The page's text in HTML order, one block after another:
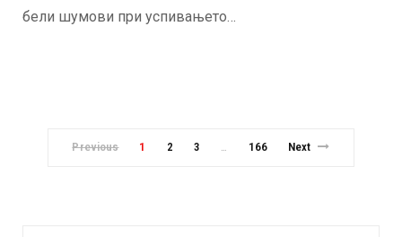
бели шумови при успивањето…
Previous 1 2 3 … 166 Next